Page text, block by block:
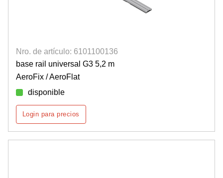
Nro. de artículo: 6101100136
base rail universal G3 5,2 m
AeroFix / AeroFlat
disponible
Login para precios